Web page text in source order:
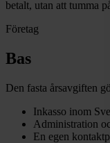
betalt, utan att tumma
Företag
Bas
Den fasta årsavgiften
Inkasso inom
Administration
En egen